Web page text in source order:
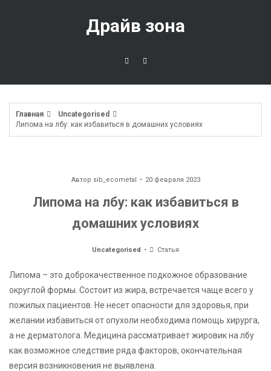
Драйв зона
Главная
Uncategorised
Липома на лбу: как избавиться в домашних условиях
Автор sib_ecometal 20 февраля 2023
Липома на лбу: как избавиться в
домашних условиях
Uncategorised Статья
Липома – это доброкачественное подкожное образование
округлой формы. Состоит из жира, встречается чаще всего у
пожилых пациентов. Не несет опасности для здоровья, при
желании избавиться от опухоли необходима помощь хирурга,
а не дерматолога. Медицина рассматривает жировик на лбу
как возможное следствие ряда факторов, окончательная
версия возникновения не выявлена.